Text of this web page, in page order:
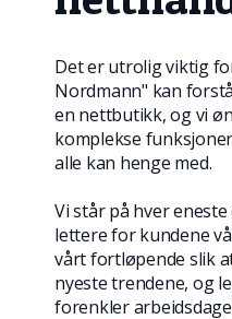
Det er utrolig viktig
Nordmann" kan
en nettbutikk, og vi
komplekse
alle kan henge med.
Vi står på hver
lettere for kundene
vårt fortløpende slik
nyeste trendene, og
forenkler